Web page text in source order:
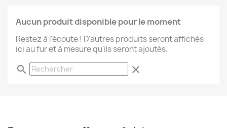
Aucun produit disponible pour le moment
Restez à l'écoute ! D'autres produits seront affichés
ici au fur et à mesure qu'ils seront ajoutés.
search clear